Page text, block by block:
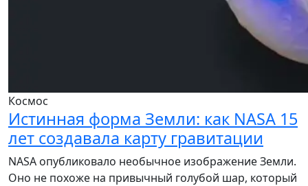
Космос
Истинная форма Земли: как NASA 15
лет создавала карту гравитации
NASA опубликовало необычное изображение Земли.
Оно не похоже на привычный голубой шар, который